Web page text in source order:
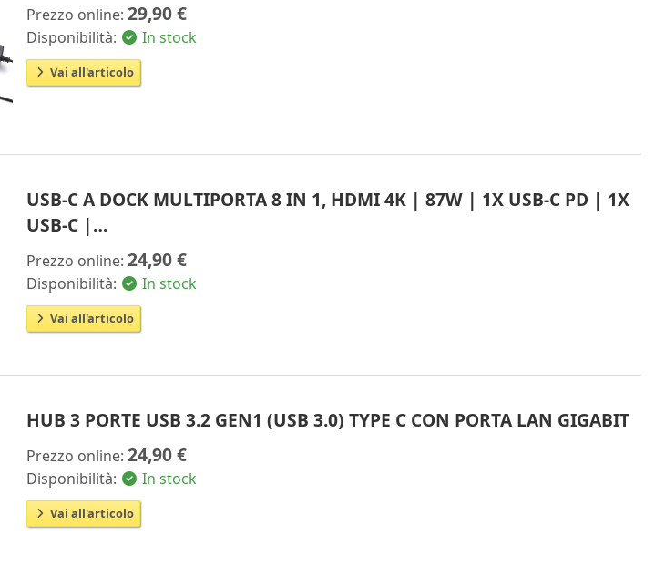
Prezzo online:29,90 €
Disponibilità: In stock
Vai all'articolo
USB-C A DOCK MULTIPORTA 8 IN 1, HDMI 4K | 87W | 1X USB-C PD | 1X
USB-C |…
Prezzo online:24,90 €
Disponibilità: In stock
Vai all'articolo
HUB 3 PORTE USB 3.2 GEN1 (USB 3.0) TYPE C CON PORTA LAN GIGABIT
Prezzo online:24,90 €
Disponibilità: In stock
Vai all'articolo